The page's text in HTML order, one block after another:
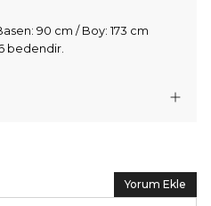
90 cm / Boy: 173 cm
bedendir.
Yorum Ekle